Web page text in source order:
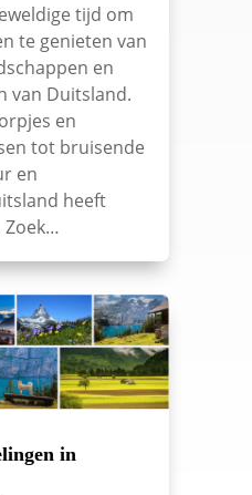
tijd om
te genieten van
en
van Duitsland.
en
tot bruisende
en
heeft
Zoek…
in